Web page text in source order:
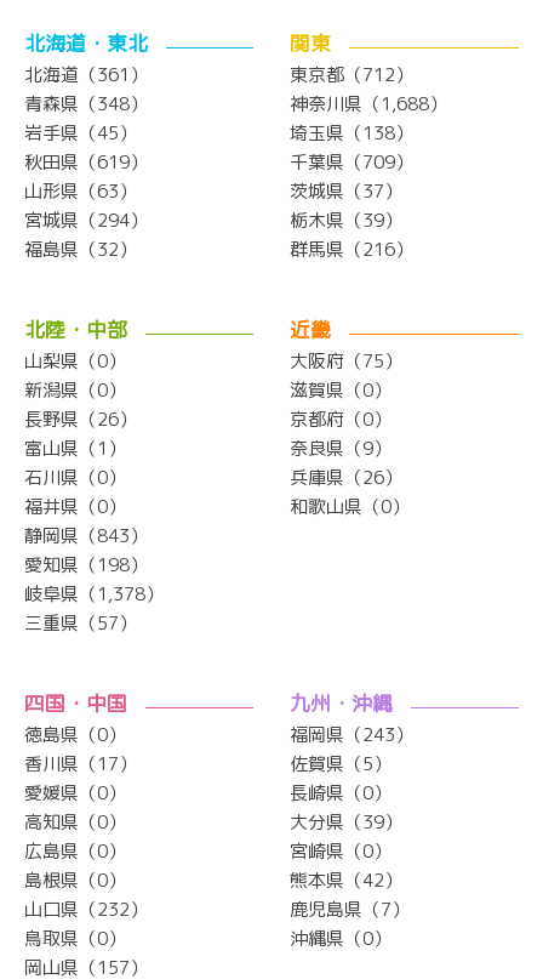
北海道・東北
北海道（361）
青森県（348）
岩手県（45）
秋田県（619）
山形県（63）
宮城県（294）
福島県（32）
関東
東京都（712）
神奈川県（1,688）
埼玉県（138）
千葉県（709）
茨城県（37）
栃木県（39）
群馬県（216）
北陸・中部
山梨県（0）
新潟県（0）
長野県（26）
富山県（1）
石川県（0）
福井県（0）
静岡県（843）
愛知県（198）
岐阜県（1,378）
三重県（57）
近畿
大阪府（75）
滋賀県（0）
京都府（0）
奈良県（9）
兵庫県（26）
和歌山県（0）
四国・中国
徳島県（0）
香川県（17）
愛媛県（0）
高知県（0）
広島県（0）
島根県（0）
山口県（232）
鳥取県（0）
岡山県（157）
九州・沖縄
福岡県（243）
佐賀県（5）
長崎県（0）
大分県（39）
宮崎県（0）
熊本県（42）
鹿児島県（7）
沖縄県（0）